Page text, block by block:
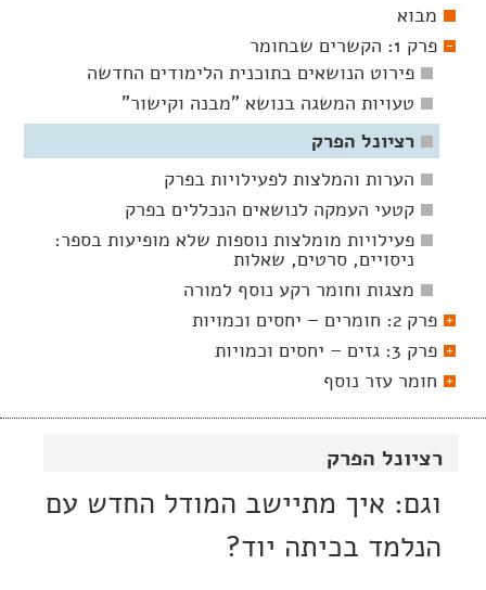
רציונל הפרק
וגם: איך מתיישב המודל החדש עם
הנלמד בכיתה יוד?
מבוא
פרק 1: הקשרים שבחומר
פירוט הנושאים בתוכנית הלימודים החדשה
טעויות המשגה בנושא "מבנה וקישור"
רציונל הפרק
הערות והמלצות לפעילויות בפרק
קטעי העמקה לנושאים הנכללים בפרק
פעילויות מומלצות נוספות שלא מופיעות בספר:
ניסויים, סרטים, שאלות
מצגות וחומר רקע נוסף למורה
פרק 2: חומרים – יחסים וכמויות
פרק 3: גזים – יחסים וכמויות
חומר עזר נוסף